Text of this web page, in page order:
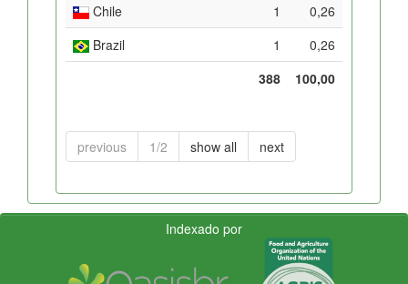
Chile
1
0,26
Brazil
1
0,26
388
100,00
previous 1/2 show all next
Indexado por